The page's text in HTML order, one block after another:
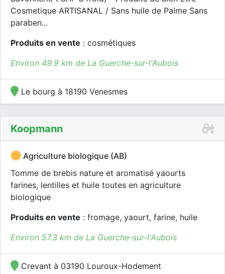
Cosmetique ARTISANAL / Sans huile de Palme Sans
paraben...
Produits en vente : cosmétiques
Environ 49.9 km de La Guerche-sur-l'Aubois
Le bourg à 18190 Venesmes
Koopmann
Agriculture biologique (AB)
Tomme de brebis nature et aromatisé yaourts
farines, lentilles et huile toutes en agriculture
biologique
Produits en vente : fromage, yaourt, farine, huile
Environ 57.3 km de La Guerche-sur-l'Aubois
Crevant à 03190 Louroux-Hodement